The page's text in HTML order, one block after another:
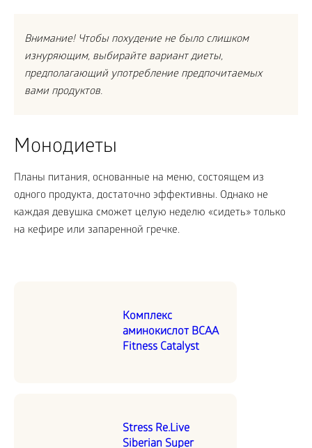
Внимание! Чтобы похудение не было слишком
изнуряющим, выбирайте вариант диеты,
предполагающий употребление предпочитаемых
вами продуктов.
Монодиеты
Планы питания, основанные на меню, состоящем из
одного продукта, достаточно эффективны. Однако не
каждая девушка сможет целую неделю «сидеть» только
на кефире или запаренной гречке.
Комплекс
аминокислот BCAA
Fitness Catalyst
Stress Re.Live
Siberian Super